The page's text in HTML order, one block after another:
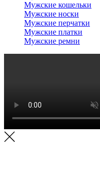
Мужские кошельки
Мужские носки
Мужские перчатки
Мужские платки
Мужские ремни